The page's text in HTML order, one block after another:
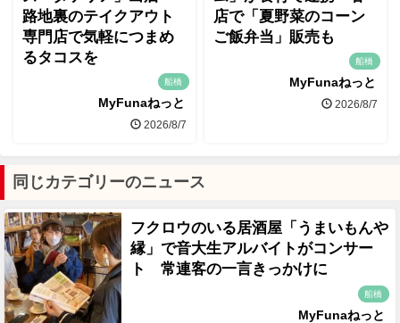
路地裏のテイクアウト
専門店で気軽につまめ
るタコスを
船橋
MyFunaねっと
2026/8/7
店で「夏野菜のコーン
ご飯弁当」販売も
船橋
MyFunaねっと
2026/8/7
同じカテゴリーのニュース
フクロウのいる居酒屋「うまいもんや
縁」で音大生アルバイトがコンサー
ト 常連客の一言きっかけに
船橋
MyFunaねっと